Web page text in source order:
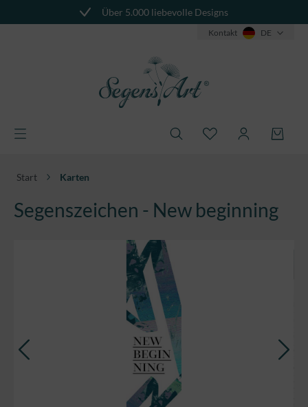
Über 5.000 liebevolle Designs
Kontakt DE
Start Karten
Segenszeichen - New beginning
Bildergalerie überspringen